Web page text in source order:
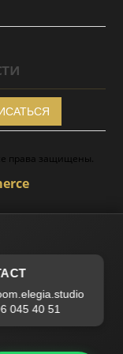
права защищены.
40 51